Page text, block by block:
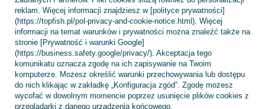
Kontakt
Konto
Regulaminy
reklam. Więcej informacji znajdziesz w [polityce prywatności]
(https://topfish.pl/pol-privacy-and-cookie-notice.html). Więcej
informacji na temat warunków i prywatności można znaleźć także na
stronie [Prywatność i warunki Google]
(https://business.safety.google/privacy/). Akceptacja tego
komunikatu oznacza zgodę na ich zapisywanie na Twoim
komputerze. Możesz określić warunki przechowywania lub dostępu
do nich klikając w zakładkę „Konfiguracja zgód”. Zgodę możesz
wycofać w dowolnym momencie poprzez usunięcie plików cookies z
przeglądarki z danego urządzenia końcowego.